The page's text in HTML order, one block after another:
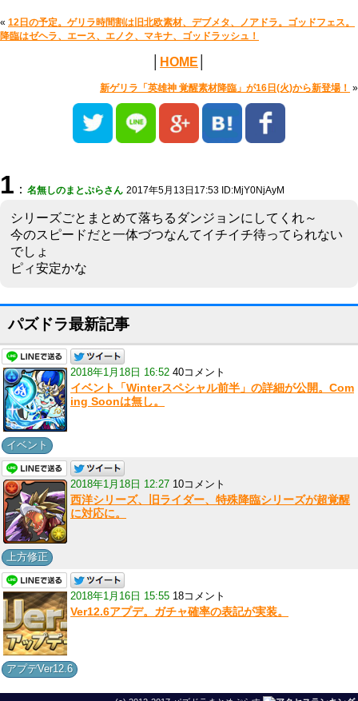
« 12日の予定。ゲリラ時間割は旧北欧素材、デブメタ、ノアドラ。ゴッドフェス。
降臨はゼヘラ、エース、エノク、マキナ、ゴッドラッシュ！
HOME
新ゲリラ「英雄神 覚醒素材降臨」が16日(火)から新登場！ »
1 ： 名無しのまとぷらさん 2017年5月13日17:53 ID:MjY0NjAyM
シリーズごとまとめて落ちるダンジョンにしてくれ～
今のスピードだと一体づつなんてイチイチ待ってられない
でしょ
ピィ安定かな
パズドラ最新記事
2018年1月18日 16:52 40コメント
イベント「Winterスペシャル前半」の詳細が公開。Com
ing Soonは無し。
イベント
2018年1月18日 12:27 10コメント
西洋シリーズ、旧ライダー、特殊降臨シリーズが超覚醒
に対応に。
上方修正
2018年1月16日 15:55 18コメント
Ver12.6アプデ。ガチャ確率の表記が実装。
アプデVer12.6